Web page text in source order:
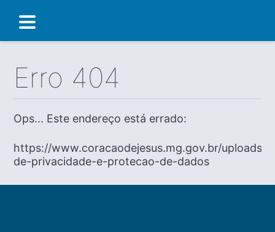
Erro 404
Ops... Este endereço está errado:
https://www.coracaodejesus.mg.gov.br/uploads/
de-privacidade-e-protecao-de-dados